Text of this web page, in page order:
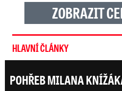
ZOBRAZIT
HLAVNÍ ČLÁNKY
POHŘEB MILANA